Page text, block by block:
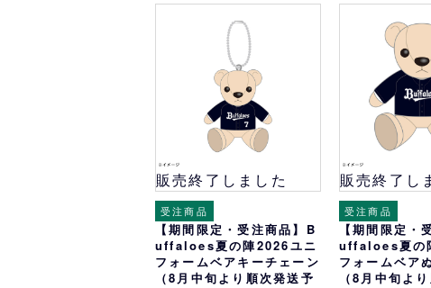
販売終了しました
受注商品
【期間限定・受注商品】B
uffaloes夏の陣2026ユニ
フォームベアキーチェーン
（8月中旬より順次発送予
販売終了し
受注商品
【期間限定・
uffaloes夏の
フォームベア
（8月中旬よ